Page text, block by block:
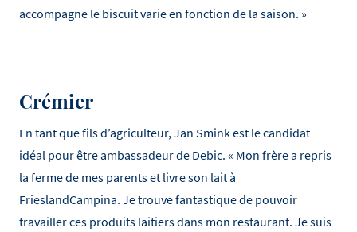
accompagne le biscuit varie en fonction de la saison. »
Crémier
En tant que fils d’agriculteur, Jan Smink est le candidat
idéal pour être ambassadeur de Debic. « Mon frère a repris
la ferme de mes parents et livre son lait à
FrieslandCampina. Je trouve fantastique de pouvoir
travailler ces produits laitiers dans mon restaurant. Je suis